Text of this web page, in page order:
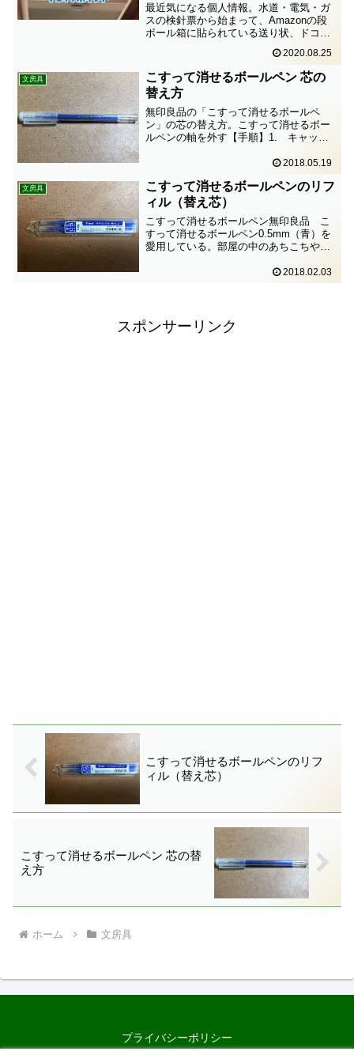
最近気になる個人情報。水道・電気・ガ
スの検針票から始まって、Amazonの段
ボール箱に貼られている送り状、ドコモ
ガッツリ書いてあるものは多い。特に年
賀状など、そのまま捨てるのは怖い。個
人が特定されないよ...
2020.08.25
文房具
こすって消せるボールペン 芯の
替え方
無印良品の「こすって消せるボールペ
ン」の芯の替え方。こすって消せるボー
ルペンの軸を外す【手順】1. キャップ
ころのネジを外す。＊コツ：ペン先以外
のプラスティックの部分を指で固定し、
軸の後をクルクル回す...
2018.05.19
文房具
こすって消せるボールペンのリフ
ィル（替え芯）
こすって消せるボールペン無印良品 こ
すって消せるボールペン0.5mm（青）を
愛用している。部屋の中のあちこちや、
で、リフィルをストックしておきたい。
ただ、よく行く無印良品の店舗では、な
2018.02.03
スポンサーリンク
こすって消せるボールペンのリフ
ィル（替え芯）
こすって消せるボールペン 芯の替
え方
ホーム 文房具
プライバシーポリシー